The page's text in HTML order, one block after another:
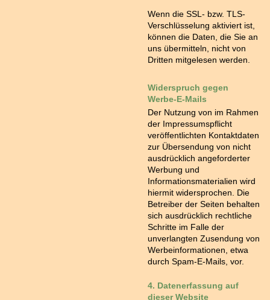
Wenn die SSL- bzw. TLS-
Verschlüsselung aktiviert ist,
können die Daten, die Sie an
uns übermitteln, nicht von
Dritten mitgelesen werden.
Widerspruch gegen
Werbe-E-Mails
Der Nutzung von im Rahmen
der Impressumspflicht
veröffentlichten Kontaktdaten
zur Übersendung von nicht
ausdrücklich angeforderter
Werbung und
Informationsmaterialien wird
hiermit widersprochen. Die
Betreiber der Seiten behalten
sich ausdrücklich rechtliche
Schritte im Falle der
unverlangten Zusendung von
Werbeinformationen, etwa
durch Spam-E-Mails, vor.
4. Datenerfassung auf
dieser Website